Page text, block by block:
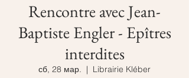
Rencontre avec Jean-
Baptiste Engler - Epîtres
interdites
сб, 28 мар.
  |
Librairie Kléber